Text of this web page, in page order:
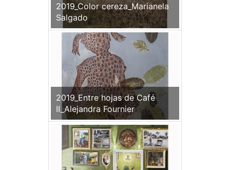
2019_Color cereza_Marianela
Salgado
2019_Entre hojas de Café
II_Alejandra Fournier